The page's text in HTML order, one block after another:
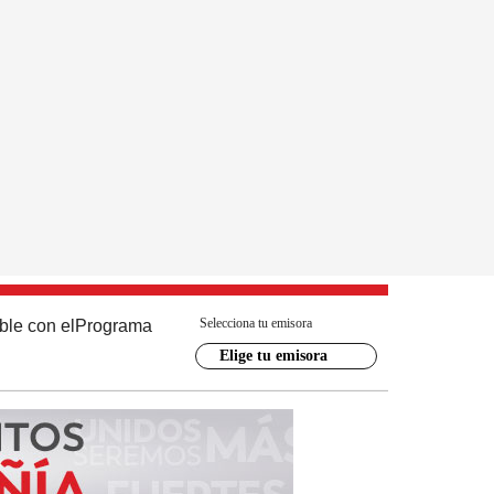
con el Programa Selecciona tu emisora
Elige tu emisora